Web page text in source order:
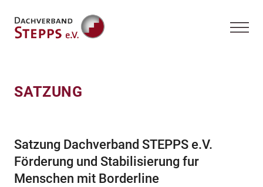
SATZUNG
Satzung Dachverband STEPPS e.V.
Förderung und Stabilisierung fur
Menschen mit Borderline